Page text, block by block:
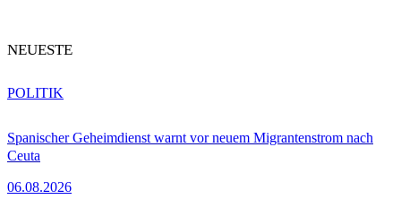
NEUESTE
Spanischer Geheimdienst warnt vor neuem Migrantenstrom nach
Ceuta
06.08.2026
POLITIK